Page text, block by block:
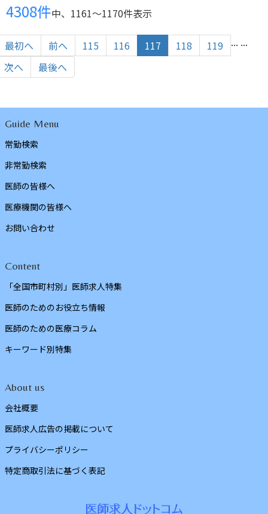
4308件中、1161〜1170件表示
最初へ 前へ ...
115 116 117 118 119
...
次へ
最後へ
Guide Menu
常勤検索
非常勤検索
医師の皆様へ
医療機関の皆様へ
お問い合わせ
Content
「全国市町村別」医師求人特集
医師のためのお役立ち情報
医師のための医療コラム
キーワード別特集
About us
会社概要
医師求人広告の掲載について
プライバシーポリシー
特定商取引法に基づく表記